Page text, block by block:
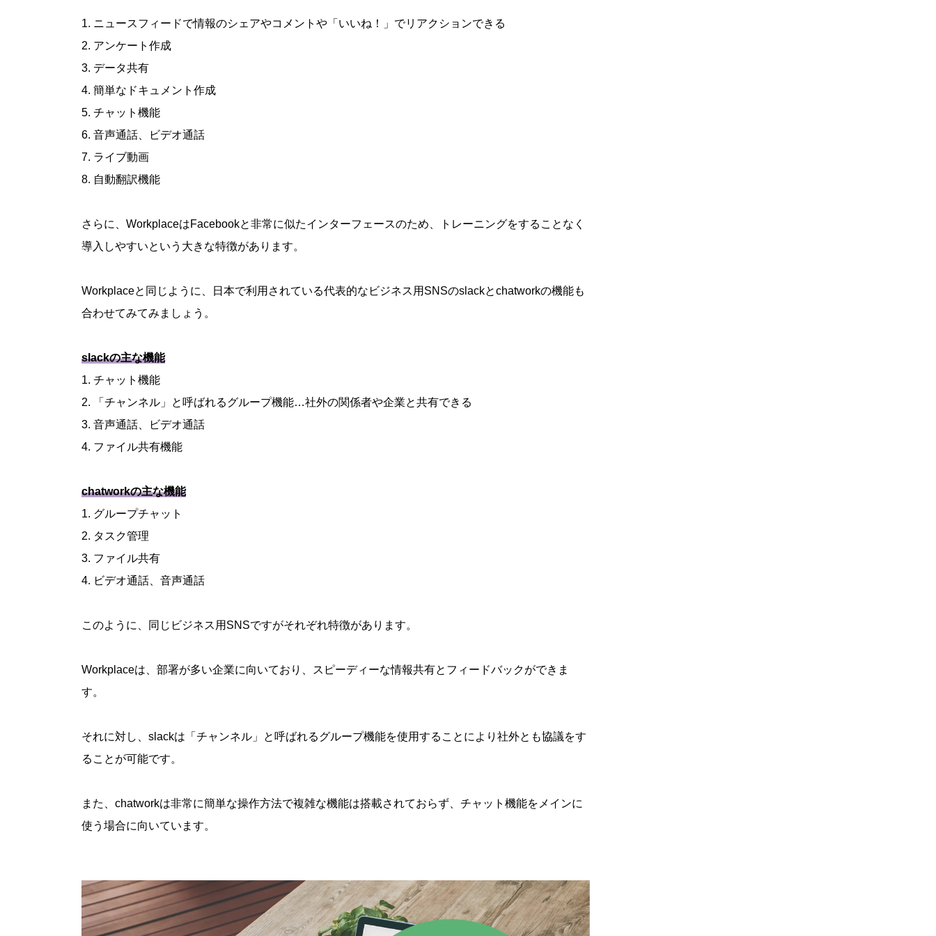
1. ニュースフィードで情報のシェアやコメントや「いいね！」でリアクションできる
2. アンケート作成
3. データ共有
4. 簡単なドキュメント作成
5. チャット機能
6. 音声通話、ビデオ通話
7. ライブ動画
8. 自動翻訳機能
さらに、WorkplaceはFacebookと非常に似たインターフェースのため、トレーニングをすることなく
導入しやすいという大きな特徴があります。
Workplaceと同じように、日本で利用されている代表的なビジネス用SNSのslackとchatworkの機能も
合わせてみてみましょう。
slackの主な機能
1. チャット機能
2. 「チャンネル」と呼ばれるグループ機能…社外の関係者や企業と共有できる
3. 音声通話、ビデオ通話
4. ファイル共有機能
chatworkの主な機能
1. グループチャット
2. タスク管理
3. ファイル共有
4. ビデオ通話、音声通話
このように、同じビジネス用SNSですがそれぞれ特徴があります。
Workplaceは、部署が多い企業に向いており、スピーディーな情報共有とフィードバックができま
す。
それに対し、slackは「チャンネル」と呼ばれるグループ機能を使用することにより社外とも協議をす
ることが可能です。
また、chatworkは非常に簡単な操作方法で複雑な機能は搭載されておらず、チャット機能をメインに
使う場合に向いています。